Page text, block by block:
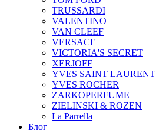
TRUSSARDI
VALENTINO
VAN CLEEF
VERSACE
VICTORIA'S SECRET
XERJOFF
YVES SAINT LAURENT
YVES ROCHER
ZARKOPERFUME
ZIELINSKI & ROZEN
La Parrella
Блог